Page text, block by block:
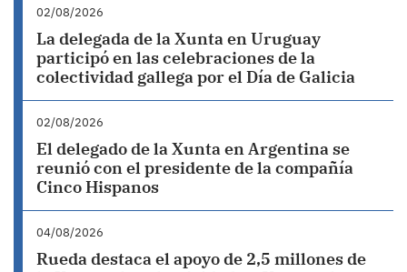
02/08/2026
La delegada de la Xunta en Uruguay
participó en las celebraciones de la
colectividad gallega por el Día de Galicia
02/08/2026
El delegado de la Xunta en Argentina se
reunió con el presidente de la compañía
Cinco Hispanos
04/08/2026
Rueda destaca el apoyo de 2,5 millones de